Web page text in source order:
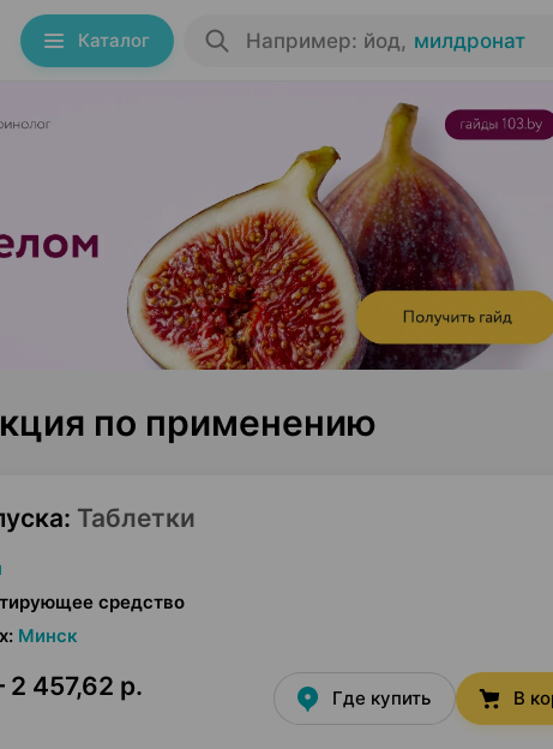
Каталог Например: йод, милдронат
по применению
: Таблетки
средство
: Минск
457,62 р. Где купить В